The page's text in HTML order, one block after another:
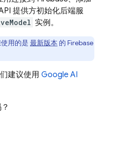
提供方初始化后端服
实例。
用的是 最新版本 的 Firebase
建议使用 Google AI